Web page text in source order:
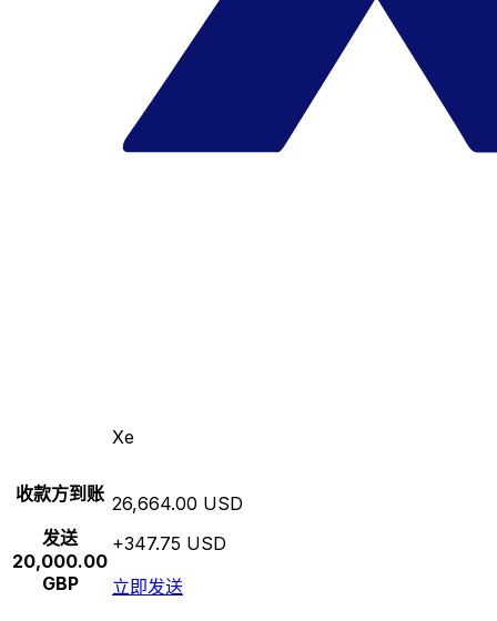
Xe
收款方到账
发送
20,000.00
GBP
26,664.00 USD
+347.75 USD
立即发送